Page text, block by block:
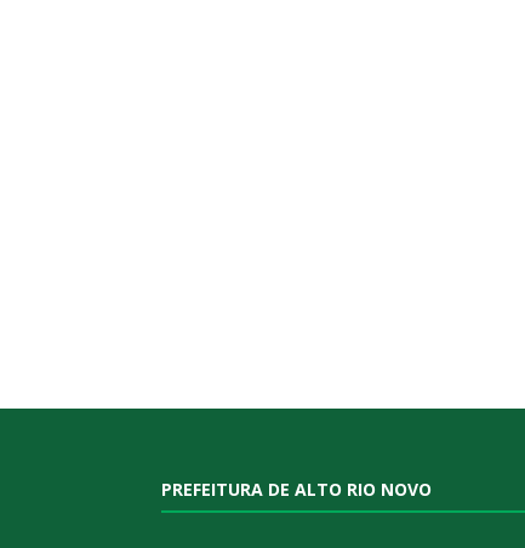
PREFEITURA DE ALTO RIO NOVO